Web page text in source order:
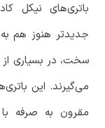
باتری‌های نیکل
جدیدتر هنوز هم
سخت، در بسیاری از
می‌گیرند. این
مقرون به صرفه